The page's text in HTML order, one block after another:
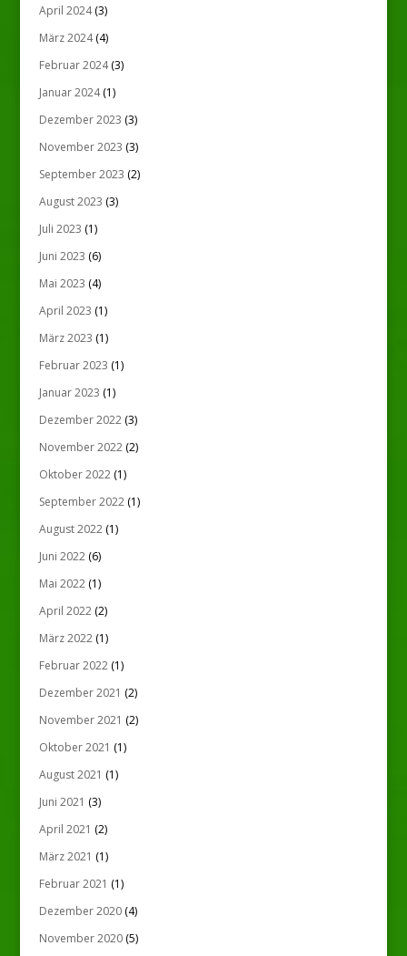
April 2024(3)
März 2024(4)
Februar 2024(3)
Januar 2024(1)
Dezember 2023 (3)
November 2023 (3)
September 2023 (2)
August 2023 (3)
Juli 2023 (1)
Juni 2023 (6)
Mai 2023 (4)
April 2023 (1)
März 2023 (1)
Februar 2023 (1)
Januar 2023 (1)
Dezember 2022(3)
November 2022(2)
Oktober 2022(1)
September 2022(1)
August 2022(1)
Juni 2022(6)
Mai 2022(1)
April 2022(2)
März 2022(1)
Februar 2022(1)
Dezember 2021 (2)
November 2021 (2)
Oktober 2021 (1)
August 2021 (1)
Juni 2021 (3)
April 2021 (2)
März 2021 (1)
Februar 2021 (1)
Dezember 2020(4)
November 2020(5)